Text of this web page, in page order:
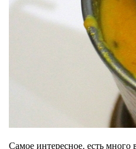
Самое интересное, есть много